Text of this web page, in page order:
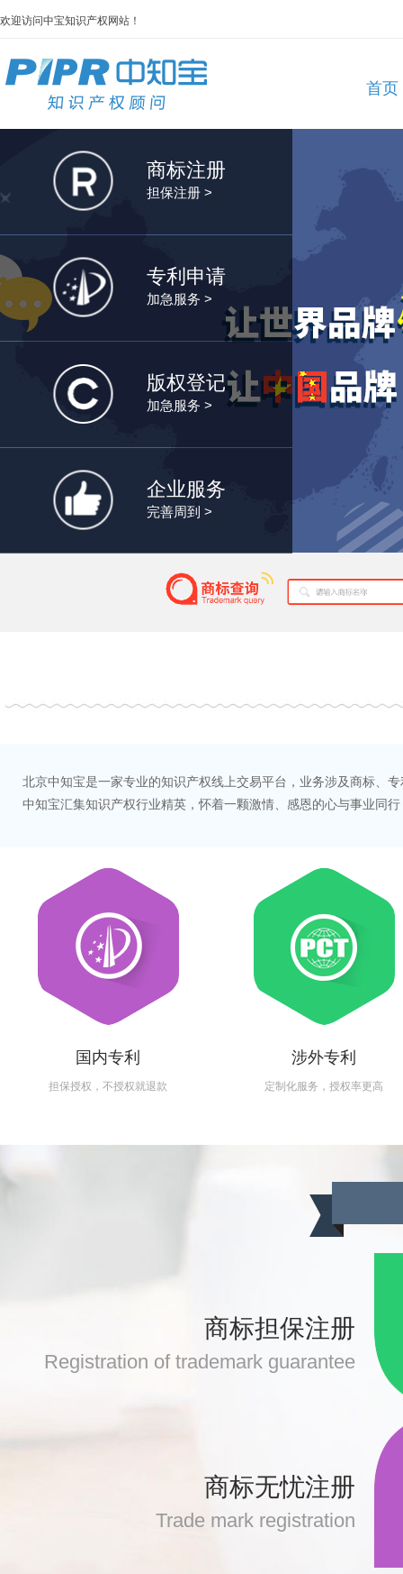
欢迎访问中宝知识产权网站！
首页
商标注册
担保注册 >
专利申请
加急服务 >
版权登记
加急服务 >
企业服务
完善周到 >
北京中知宝是一家专业的知识产权线上交易平台，业务涉及商标、
中知宝汇集知识产权行业精英，怀着一颗激情、感恩的心与事业同
国内专利
担保授权，不授权就退款
涉外专利
定制化服务，授权率更高
商标担保注册
Registration of trademark guarantee
商标无忧注册
Trade mark registration